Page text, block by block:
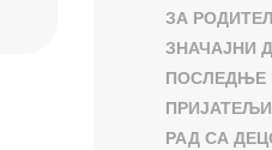
ЗА
ЗНАЧАЈНИ
ПОСЛЕДЊЕ
РАД СА